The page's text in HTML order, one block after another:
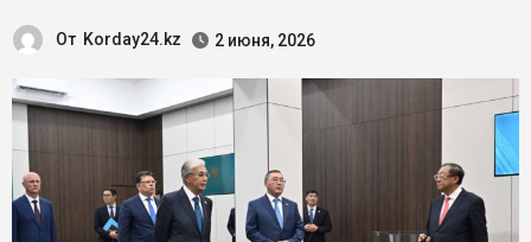
От Korday24.kz 2 июня, 2026